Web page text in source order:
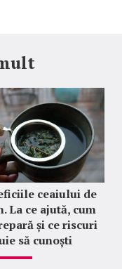
ceaiului de
La ce ajută, cum
și ce riscuri
să cunoști